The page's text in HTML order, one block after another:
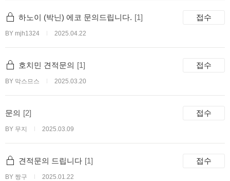
하노이 (박닌) 에코 문의드립니다. [1] 접수
BY mjh1324 2025.04.22
호치민 견적문의 [1] 접수
BY 막스므스 2025.03.20
문의 [2] 접수
BY 무지 2025.03.09
견적문의 드립니다 [1] 접수
BY 짱구 2025.01.22